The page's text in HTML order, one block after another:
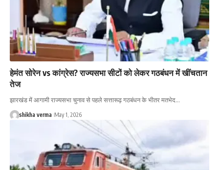
हेमंत सोरेन vs कांग्रेस? राज्यसभा सीटों को लेकर गठबंधन में खींचतान
तेज
झारखंड में आगामी राज्यसभा चुनाव से पहले सत्तारूढ़ गठबंधन के भीतर मतभेद…
shikha verma May 1, 2026